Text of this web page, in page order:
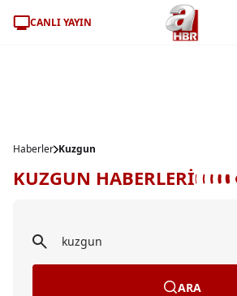
CANLI YAYIN
Haberler Kuzgun
KUZGUN HABERLERİ
ARA